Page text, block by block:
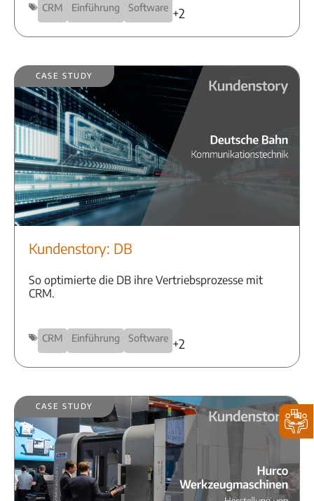
CRM Einführung Software +2
Case Study
Kundenstory: DB
So optimierte die DB ihre Vertriebsprozesse mit
CRM.
CRM Einführung Software +2
Case Study